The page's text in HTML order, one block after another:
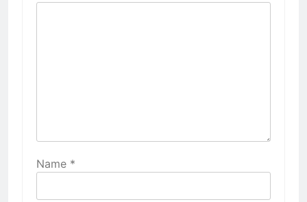
Name *